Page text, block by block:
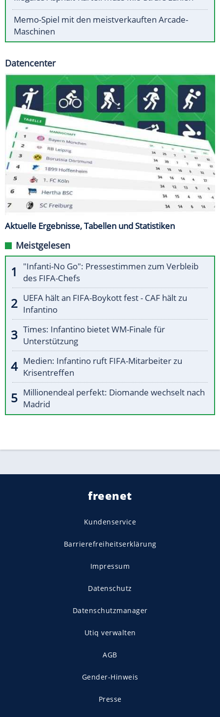
Memo-Spiel mit den meistverkauften Arcade-
Maschinen
Datencenter
Aktuelle Ergebnisse, Tabellen und Statistiken
Meistgelesen
"Infanti-No Go": Pressestimmen zum Verbleib
des FIFA-Chefs
UEFA hält an FIFA-Boykott fest - CAF hält zu
Infantino
Times: Infantino bietet WM-Finale für
Unterstützung
Medien: Infantino ruft FIFA-Mitarbeiter zu
Krisentreffen
Millionendeal perfekt: Diomande wechselt nach
Madrid
freenet
Kundenservice
Barrierefreiheitserklärung
Impressum
Datenschutz
Datenschutzmanager
Utiq verwalten
AGB
Gender-Hinweis
Presse